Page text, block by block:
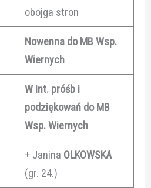
obojga stron
Nowenna do MB Wsp.
Wiernych
W int. próśb i
podziękowań do MB
Wsp. Wiernych
+ Janina OLKOWSKA
(gr. 24.)